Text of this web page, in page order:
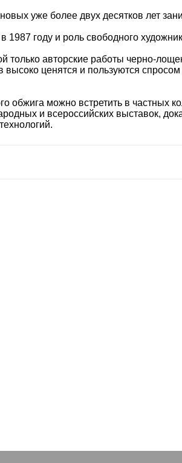
уже более двух десятков лет
году и роль свободного
авторские работы черно-
ценятся и пользуются
обжига можно встретить в частных
и всероссийских выставок,